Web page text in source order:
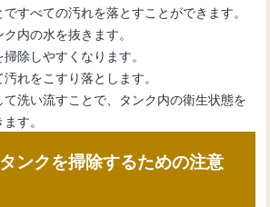
すべての汚れを落とすことができます。
内の水を抜きます。
除しやすくなります。
れをこすり落とします。
洗い流すことで、タンク内の衛生状態を
す。
ンクを掃除するための注意